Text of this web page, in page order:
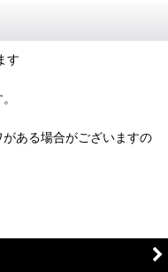
す
ある場合がございますの